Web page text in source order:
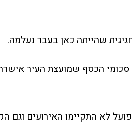
שהייתה כאן בעבר נעלמה.
הכסף שמועצת העיר
לא התקיימו האירועים וגם